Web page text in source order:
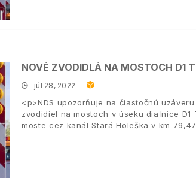
NOVÉ ZVODIDLÁ NA MOSTOCH D1
júl 28, 2022
<p>NDS upozorňuje na čiastočnú
zvodidiel na mostoch v úseku diaľnice
moste cez kanál Stará Holeška v km